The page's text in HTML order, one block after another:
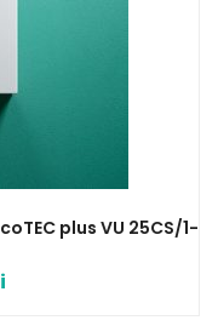
plus VU 25CS/1-